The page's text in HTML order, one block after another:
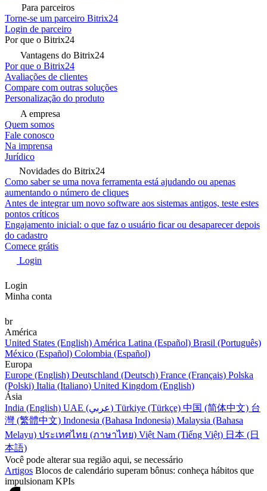
Para parceiros
Torne-se um parceiro Bitrix24
Login de parceiro
Por que o Bitrix24
Vantagens do Bitrix24
Por que o Bitrix24
Avaliações de clientes
Compare com outras soluções
Personalização do produto
A empresa
Quem somos
Fale conosco
Na imprensa
Jurídico
Novidades do Bitrix24
Como saber se uma nova ferramenta está ajudando ou apenas
aumentando o número de cliques
Antes de integrar um novo software aos sistemas antigos, teste estes
pontos críticos
Engajamento inicial: o que faz o usuário ficar ou desaparecer depois
do cadastro
Comece grátis
Login
Login
Minha conta
br
América
United States (English) América Latina (Español) Brasil (Português)
México (Español) Colombia (Español)
Europa
Europe (English) Deutschland (Deutsch) France (Français) Polska
(Polski) Italia (Italiano) United Kingdom (English)
Ásia
India (English)
UAE (عربي) Türkiye (Türkçe) 中国 (简体中文) 台
灣 (繁體中文) Indonesia (Bahasa Indonesia) Malaysia (Bahasa
Melayu) ประเทศไทย (ภาษาไทย) Việt Nam (Tiếng Việt) 日本 (日
本語)
Você pode alterar sua região aqui, se necessário
Artigos Blocos de calendário superam bônus: conheça hábitos que
impulsionam KPIs